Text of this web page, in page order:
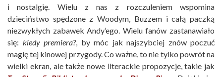
i nostalgię. Wielu z nas z rozczuleniem wspomina
dzieciństwo spędzone z Woodym, Buzzem i całą paczką
niezwykłych zabawek Andy’ego. Wielu fanów zastanawiało
się: kiedy premiera?, by móc jak najszybciej znów poczuć
magię tej kinowej przygody. Co ważne, to nie tylko powrót na
wielki ekran, ale także nowe literackie propozycje, takie jak